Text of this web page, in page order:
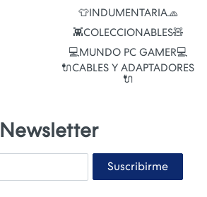
👕INDUMENTARIA🧢
👾COLECCIONABLES🧸
💻MUNDO PC GAMER💻
🔌CABLES Y ADAPTADORES
🔌
Newsletter
Suscribirme